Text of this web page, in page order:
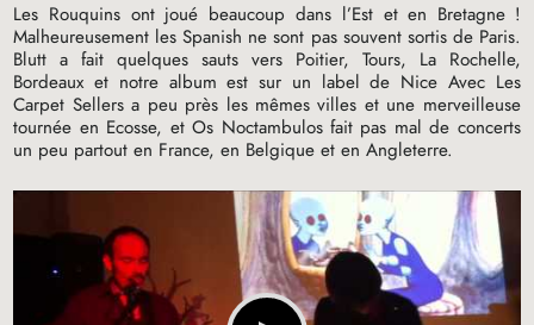
Les Rouquins ont joué beaucoup dans l’Est et en Bretagne !
Malheureusement les Spanish ne sont pas souvent sortis de Paris.
Blutt a fait quelques sauts vers Poitier, Tours, La Rochelle,
Bordeaux et notre album est sur un label de Nice Avec Les
Carpet Sellers a peu près les mêmes villes et une merveilleuse
tournée en Ecosse, et Os Noctambulos fait pas mal de concerts
un peu partout en France, en Belgique et en Angleterre.